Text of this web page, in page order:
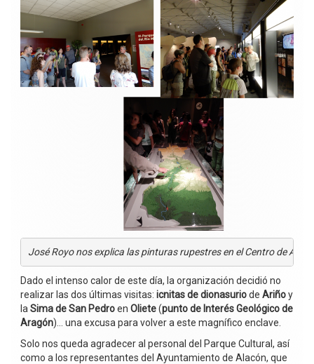
José Royo nos explica las pinturas rupestres en el Centro de Arte
Dado el intenso calor de este día, la organización decidió no
realizar las dos últimas visitas: icnitas de dionasuriode Ariñoy
la Sima de San Pedroen Oliete(punto de Interés Geológico de
Aragón)… una excusa para volver a este magnífico enclave.
Solo nos queda agradecer al personal del Parque Cultural, así
como a los representantes del Ayuntamiento de Alacón, que